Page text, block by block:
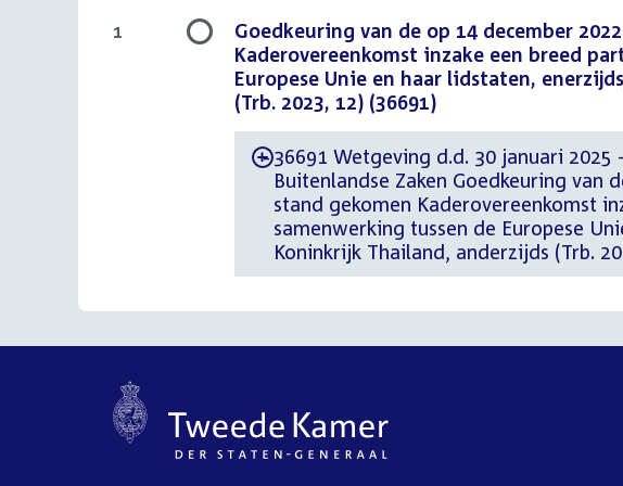
Goedkeuring van de op 14 december
Kaderovereenkomst inzake een breed
Europese Unie en haar lidstaten,
(Trb. 2023, 12) (36691)
-36691 Wetgeving d.d. 30 januari 2025
Buitenlandse Zaken Goedkeuring van
stand gekomen Kaderovereenkomst
samenwerking tussen de Europese
Koninkrijk Thailand, anderzijds (Trb.
1